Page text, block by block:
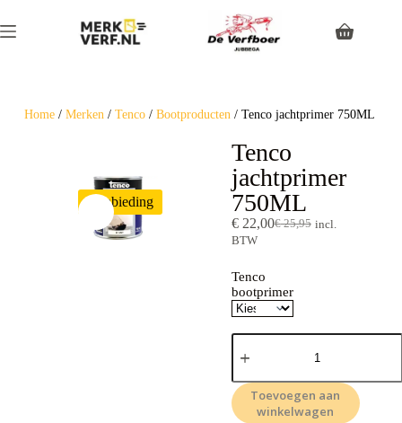
Home/ Merken/ Tenco/ Bootproducten/ Tenco jachtprimer 750ML
Aanbieding
Tenco
jachtprimer
750ML
€25,95
€22,00
incl.
BTW
Tenco
bootprimer
Toevoegen aan
winkelwagen